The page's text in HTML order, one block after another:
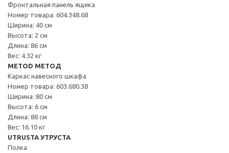
Фронтальная панель ящика
Номер товара: 604.348.68
Ширина: 40 см
Высота: 2 см
Длина: 86 см
Вес: 4.32 кг
METOD МЕТОД
Каркас навесного шкафа
Номер товара: 603.680.38
Ширина: 80 см
Высота: 6 см
Длина: 88 см
Вес: 16.10 кг
UTRUSTA УТРУСТА
Полка